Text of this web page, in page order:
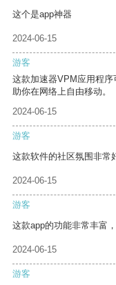
这个是app神器
2024-06-15
游客
这款加速器VPM应用程
助你在网络上自由移动。
2024-06-15
游客
这款软件的社区氛围非常
2024-06-15
游客
这款app的功能非常丰富
2024-06-15
游客